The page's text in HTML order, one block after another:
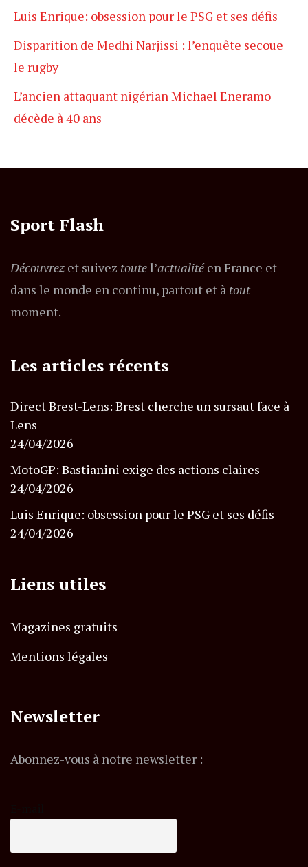
Luis Enrique: obsession pour le PSG et ses défis
Disparition de Medhi Narjissi : l’enquête secoue
le rugby
L’ancien attaquant nigérian Michael Eneramo
décède à 40 ans
Sport Flash
Découvrez et suivez toutel’actualitéen France et
dans le monde en continu, partout et à tout
moment.
Les articles récents
Direct Brest-Lens: Brest cherche un sursaut face à
Lens
24/04/2026
MotoGP: Bastianini exige des actions claires
24/04/2026
Luis Enrique: obsession pour le PSG et ses défis
24/04/2026
Liens utiles
Magazines gratuits
Mentions légales
Newsletter
Abonnez-vous à notre newsletter :